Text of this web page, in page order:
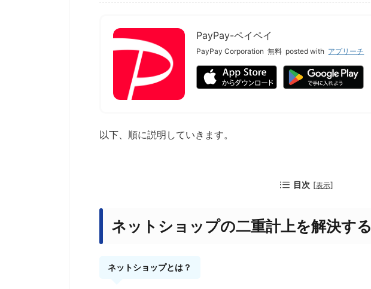
PayPay-ペイペイ
PayPay Corporation 無料 posted with アプリーチ
以下、順に説明していきます。
目次 [表示]
ネットショップの二重計上を解決する
ネットショップとは？